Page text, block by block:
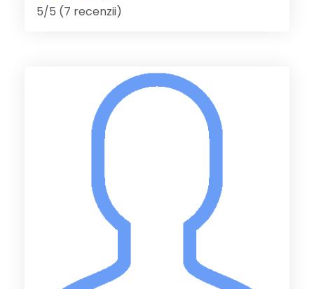
5/5 (7 recenzii)